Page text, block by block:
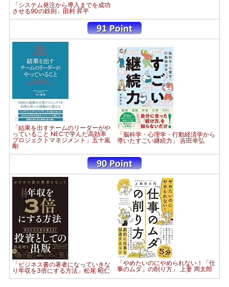
「システム発注から導入までを成功
させる90の鉄則」田村 昇平
「結果を出すチームのリーダーがや
っていること NECで学んだ高効率
プロジェクトマネジメント」五十嵐
剛
「脳科学・心理学・行動経済学から
導いたすごい継続力」 吉田幸弘
「ビジネス書の著者になっていきな
り年収を3倍にする方法」松尾 昭仁
「やめたいのにやめられない！「仕
事のムダ」の削り方」 上妻 周太郎